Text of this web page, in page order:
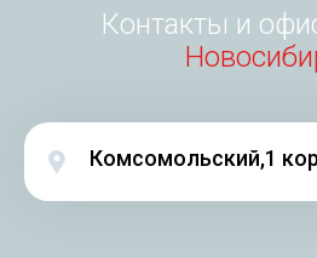
Контакты и
Комсомольский,1